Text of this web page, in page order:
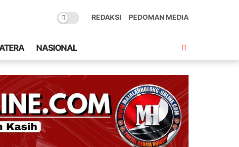
REDAKSI PEDOMAN MEDIA
NASIONAL